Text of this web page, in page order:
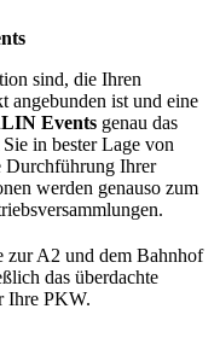
sind, die Ihren
angebunden ist und eine
Events genau das
in bester Lage von
Durchführung Ihrer
werden genauso zum
zur A2 und dem Bahnhof
das überdachte
Ihre PKW.